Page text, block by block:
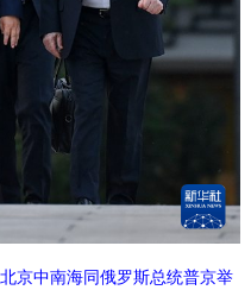
京中南海同俄罗斯总统普京举